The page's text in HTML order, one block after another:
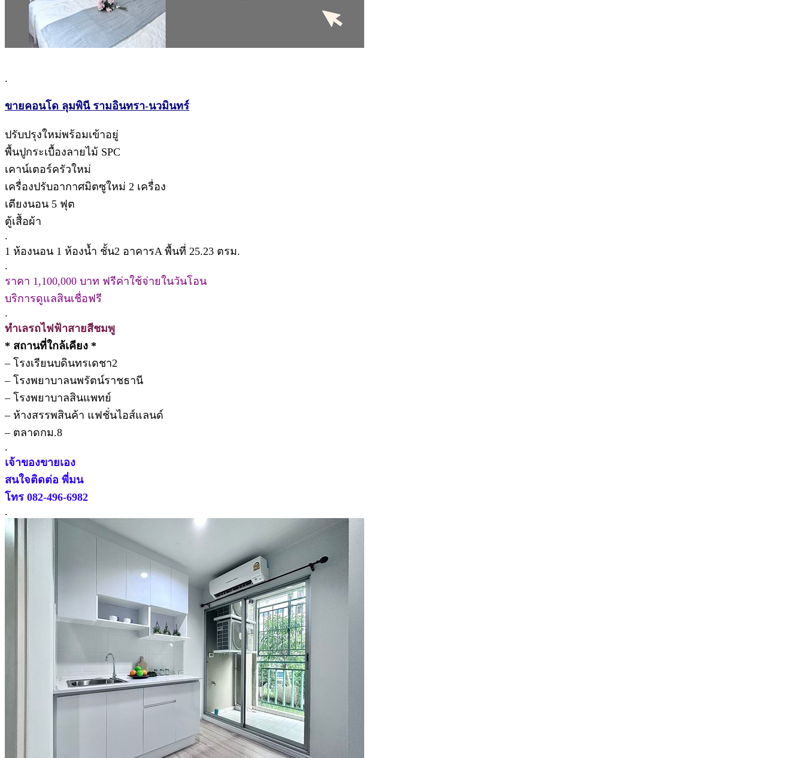
.
ขายคอนโด ลุมพินี รามอินทรา-นวมินทร์
ปรับปรุงใหม่พร้อมเข้าอยู่
พื้นปูกระเบื้องลายไม้ SPC
เคาน์เตอร์ครัวใหม่
เครื่องปรับอากาศมิตซูใหม่ 2 เครื่อง
เตียงนอน 5 ฟุต
ตู้เสืัอผ้า
.
1 ห้องนอน 1 ห้องน้ำ ชั้น2 อาคารA พื้นที่ 25.23 ตรม.
.
ราคา 1,100,000 บาท ฟรีค่าใช้จ่ายในวันโอน
บริการดูแลสินเชื่อฟรี
.
ทำเลรถไฟฟ้าสายสีชมพู
* สถานที่ใกล้เคียง *
– โรงเรียนบดินทรเดชา2
– โรงพยาบาลนพรัตน์ราชธานี
– โรงพยาบาลสินแพทย์
– ห้างสรรพสินค้า แฟชั่นไอส์แลนด์
– ตลาดกม.8
.
เจ้าของขายเอง
สนใจติดต่อ พี่มน
โทร 082-496-6982
.